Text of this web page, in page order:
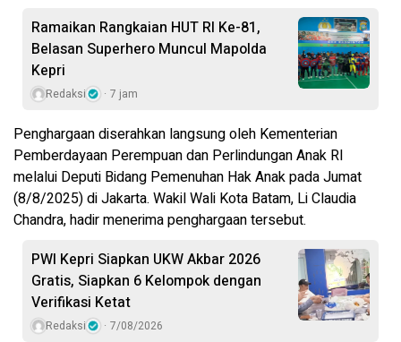
Ramaikan Rangkaian HUT RI Ke-81,
Belasan Superhero Muncul Mapolda
Kepri
Redaksi 7 jam
Penghargaan diserahkan langsung oleh Kementerian
Pemberdayaan Perempuan dan Perlindungan Anak RI
melalui Deputi Bidang Pemenuhan Hak Anak pada Jumat
(8/8/2025) di Jakarta. Wakil Wali Kota Batam, Li Claudia
Chandra, hadir menerima penghargaan tersebut.
PWI Kepri Siapkan UKW Akbar 2026
Gratis, Siapkan 6 Kelompok dengan
Verifikasi Ketat
Redaksi 7/08/2026